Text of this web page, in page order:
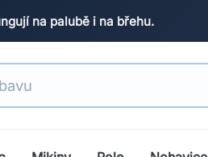
na palubě i na břehu.